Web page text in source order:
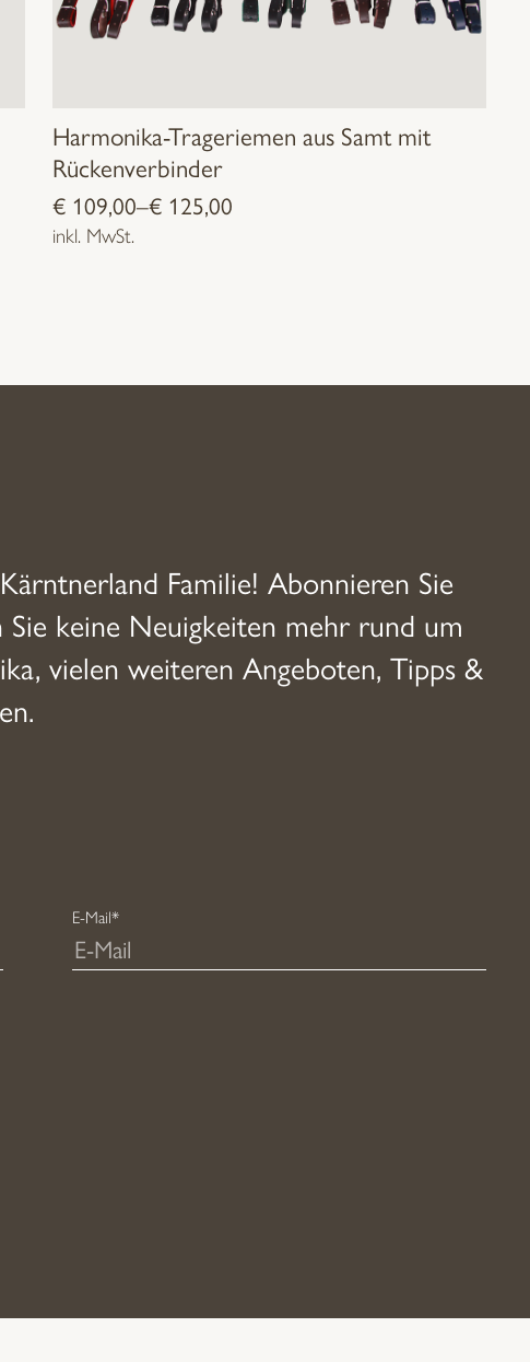
Harmonika-Trageriemen aus Samt mit
Rückenverbinder
€ 109,00–€ 125,00
inkl. MwSt.
Optionen
können
auf
Familie! Abonnieren Sie
keine Neuigkeiten mehr rund um
vielen weiteren Angeboten, Tipps &
E-Mail*